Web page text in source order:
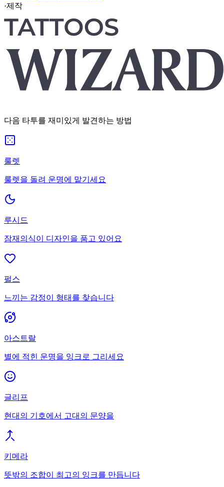
·제작
다음 타투를 재미있게 발견하는 방법
룰렛
룰렛을 돌려 운명에 맡기세요
루시드
잠재의식이 디자인을 품고 있어요
펄스
느끼는 감정이 형태를 찾습니다
아스트랄
별에 적힌 운명을 잉크로 그리세요
글리프
현대의 기호에서 고대의 문양을
키메라
뜻밖의 조합이 최고의 잉크를 만듭니다